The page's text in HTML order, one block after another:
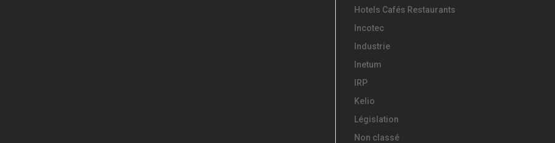
Hotels Cafés Restaurants
Incotec
Industrie
Inetum
IRP
Kelio
Législation
Non classé